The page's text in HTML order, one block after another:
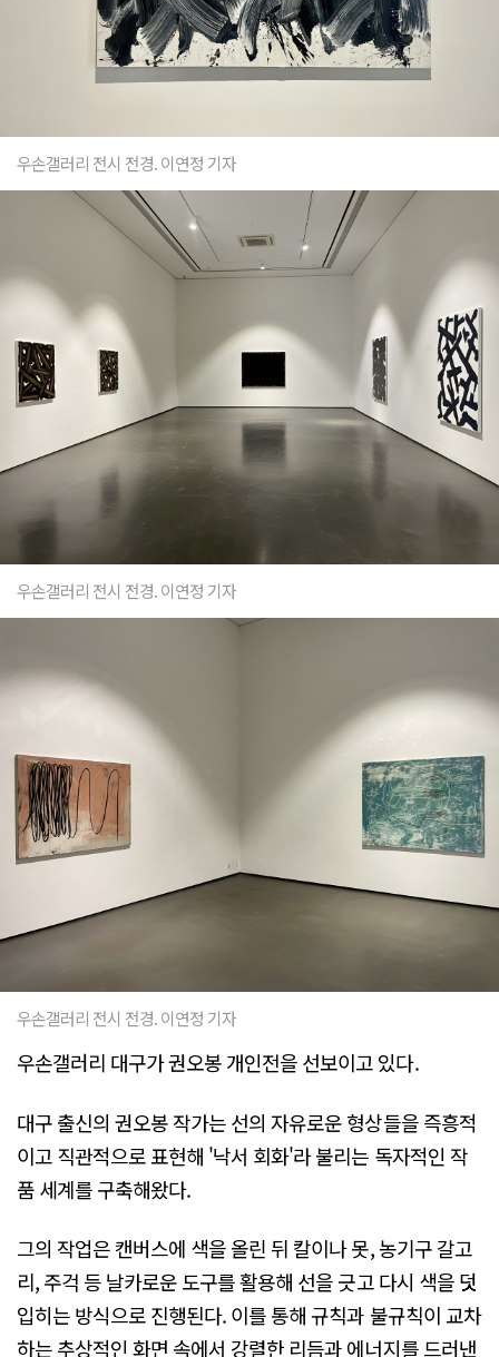
우손갤러리 전시 전경. 이연정 기자
우손갤러리 전시 전경. 이연정 기자
우손갤러리 전시 전경. 이연정 기자
우손갤러리 대구가 권오봉 개인전을 선보이고 있다.
대구 출신의 권오봉 작가는 선의 자유로운 형상들을 즉흥적
이고 직관적으로 표현해 '낙서 회화'라 불리는 독자적인 작
품 세계를 구축해왔다.
그의 작업은 캔버스에 색을 올린 뒤 칼이나 못, 농기구 갈고
리, 주걱 등 날카로운 도구를 활용해 선을 긋고 다시 색을 덧
입히는 방식으로 진행된다. 이를 통해 규칙과 불규칙이 교차
하는 추상적인 화면 속에서 강렬한 리듬과 에너지를 드러낸